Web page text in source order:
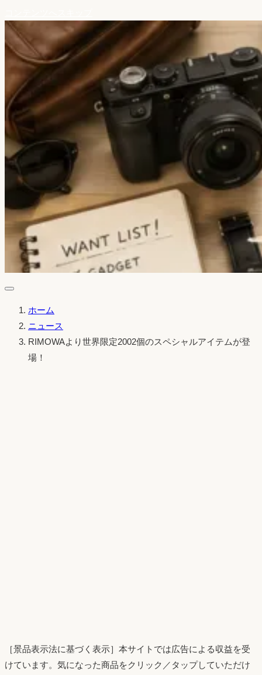
ホーム
ニュース
RIMOWAより世界限定2002個のスペシャルアイテムが登
場！
［景品表示法に基づく表示］本サイトでは広告による収益を受
けています。気になった商品をクリック／タップしていただけ